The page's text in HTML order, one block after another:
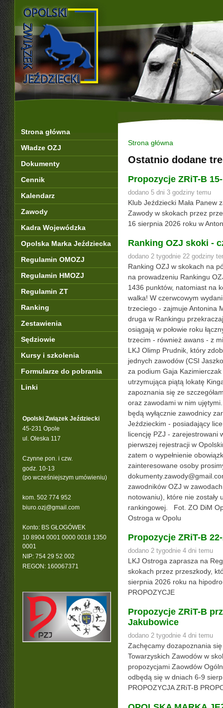
Strona główna
Władze OZJ
Dokumenty
Cennik
Kalendarz
Zawody
Kadra Wojewódzka
Opolska Marka Jeździecka
Regulamin OMOZJ
Regulamin HMOZJ
Regulamin ZT
Ranking
Zestawienia
Sędziowie
Kursy i szkolenia
Formularze do pobrania
Linki
Opolski Związek Jeździecki
45-231 Opole
ul. Oleska 117
Czynne pon. i czw.
godz. 10-13
(po wcześniejszym umówieniu)
kom. 502 774 952
biuro.ozj@gmail.com
Konto: BS GŁOGÓWEK
10 8904 0001 0000 0018 1350
0001
NIP: 754 29 52 002
REGON: 160067371
Strona główna
Ostatnio dodane
Propozycje ZRiT-B
dodano 5 dni 3 godziny temu
Klub Jeździecki Mała Panew
Zawody w skokach przez
16 sierpnia 2026 roku w
Ranking OZJ skoki -
dodano 2 tygodnie 22 godziny
Ranking OZJ w skokach na
na prowadzeniu Rankingu
1436 punktów, natomiast na
walka! W czerwcowym
trzeciego - zajmuje Antonina
druga w Rankingu
osiągają w połowie roku
trzecim - również awans - z
LKJ Olimp Prudnik, który
jednych zawodów (CSI
za podium Gaja
utrzymująca piątą lokatę
zapoznania się ze
oraz zawodami w nim
będą wyłącznie zawodnicy
Jeździeckim - posiadający
licencję PZJ - zarejestrowani
pierwszej rejestracji w
zatem o wypełnienie
zainteresowane osoby
zawodników OZJ w
notowaniu), które nie zostały
rankingowej. Fot. ZO DiM
Ostroga w Opolu
Propozycje ZRiT-B
dodano 2 tygodnie 4 dni temu
LKJ Ostroga zaprasza na
skokach przez przeszkody,
sierpnia 2026 roku na
PROPOZYCJE
Propozycje ZRiT-B
Jakubowice
dodano 2 tygodnie 4 dni temu
Zachęcamy dozapoznania
Towarzyskich Zawodów w
propozycjami Zaowdów
odbędą się w dniach 6-9
PROPOZYCJA ZRiT-B